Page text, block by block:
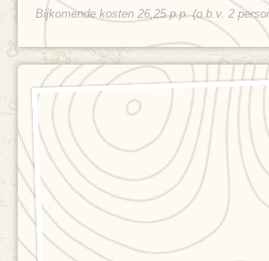
Bijkomende kosten 26,25 p.p. (o.b.v. 2